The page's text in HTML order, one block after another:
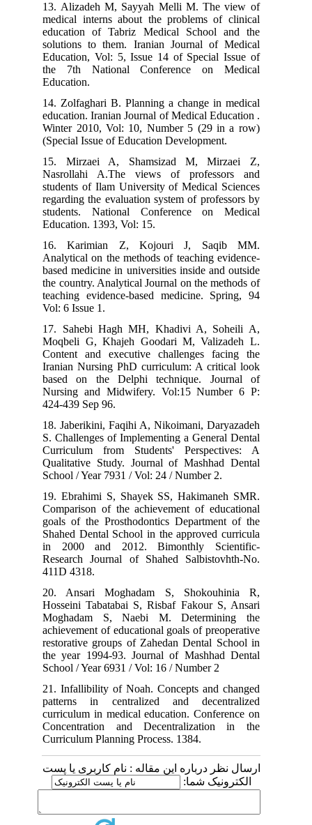
13. Alizadeh M, Sayyah Melli M. The view of
medical interns about the problems of clinical
education of Tabriz Medical School and the
solutions to them. Iranian Journal of Medical
Education, Vol: 5, Issue 14 of Special Issue of
the 7th National Conference on Medical
Education.
14. Zolfaghari B. Planning a change in medical
education. Iranian Journal of Medical Education .
Winter 2010, Vol: 10, Number 5 (29 in a row)
(Special Issue of Education Development.
15. Mirzaei A, Shamsizad M, Mirzaei Z,
Nasrollahi A.The views of professors and
students of Ilam University of Medical Sciences
regarding the evaluation system of professors by
students. National Conference on Medical
Education. 1393, Vol: 15.
16. Karimian Z, Kojouri J, Saqib MM.
Analytical on the methods of teaching evidence-
based medicine in universities inside and outside
the country. Analytical Journal on the methods of
teaching evidence-based medicine. Spring, 94
Vol: 6 Issue 1.
17. Sahebi Hagh MH, Khadivi A, Soheili A,
Moqbeli G, Khajeh Goodari M, Valizadeh L.
Content and executive challenges facing the
Iranian Nursing PhD curriculum: A critical look
based on the Delphi technique. Journal of
Nursing and Midwifery. Vol:15 Number 6 P:
424-439 Sep 96.
18. Jaberikini, Faqihi A, Nikoimani, Daryazadeh
S. Challenges of Implementing a General Dental
Curriculum from Students' Perspectives: A
Qualitative Study. Journal of Mashhad Dental
School / Year 7931 / Vol: 24 / Number 2.
19. Ebrahimi S, Shayek SS, Hakimaneh SMR.
Comparison of the achievement of educational
goals of the Prosthodontics Department of the
Shahed Dental School in the approved curricula
in 2000 and 2012. Bimonthly Scientific-
Research Journal of Shahed Salbistovhth-No.
411D 4318.
20. Ansari Moghadam S, Shokouhinia R,
Hosseini Tabatabai S, Risbaf Fakour S, Ansari
Moghadam S, Naebi M. Determining the
achievement of educational goals of preoperative
restorative groups of Zahedan Dental School in
the year 1994-93. Journal of Mashhad Dental
School / Year 6931 / Vol: 16 / Number 2
21. Infallibility of Noah. Concepts and changed
patterns in centralized and decentralized
curriculum in medical education. Conference on
Concentration and Decentralization in the
Curriculum Planning Process. 1384.
ارسال نظر درباره این مقاله : نام کاربری یا پست
الکترونیک شما: